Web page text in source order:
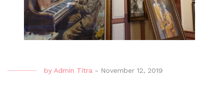
by Admin Titra - November 12, 2019